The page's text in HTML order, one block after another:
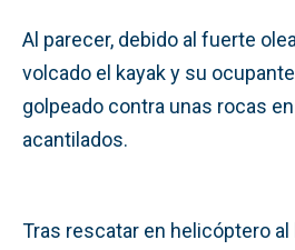
Al parecer, debido al fuerte
volcado el kayak y su
golpeado contra unas rocas
acantilados.
Tras rescatar en helicóptero